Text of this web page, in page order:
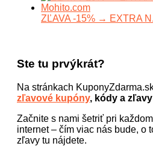
ZĽAVA -15% → EXTRA
Ste tu prvýkrát?
Na stránkach
zľavové kupóny, kódy a zľavy
Začnite s nami šetriť pri
internet – čím viac nás bude, o
zľavy tu nájdete.